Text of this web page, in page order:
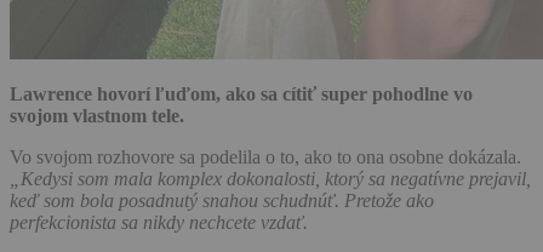
Lawrence hovorí ľuďom, ako sa cítiť super pohodlne vo
svojom vlastnom tele.
Vo svojom rozhovore sa podelila o to, ako to ona osobne dokázala.
„Kedysi som mala komplex dokonalosti, ktorý sa negatívne prejavil,
keď som bola posadnutý snahou schudnúť. Pretože ako
perfekcionista sa nikdy nechcete vzdať.